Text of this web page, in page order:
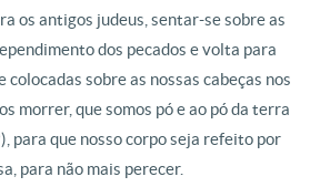
os antigos judeus, sentar-se sobre as
dos pecados e volta para
colocadas sobre as nossas cabeças nos
morrer, que somos pó e ao pó da terra
para que nosso corpo seja refeito por
para não mais perecer.